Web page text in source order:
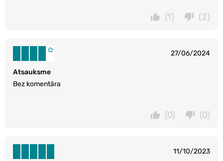
(2)
(1)
27/06/2024
Atsauksme
Bez komentāra
(0)
(0)
11/10/2023